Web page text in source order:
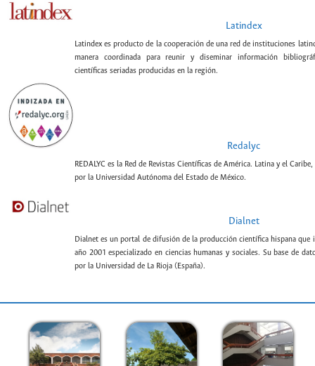
Latindex
Latindex es producto de la cooperación de una red de instituciones
manera coordinada para reunir y diseminar información
científicas seriadas producidas en la región.
Redalyc
REDALYC es la Red de Revistas Científicas de América. Latina y el
por la Universidad Autónoma del Estado de México.
Dialnet
Dialnet es un portal de difusión de la producción científica hispana
año 2001 especializado en ciencias humanas y sociales. Su base de
por la Universidad de La Rioja (España).